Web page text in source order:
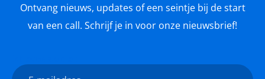
Ontvang nieuws, updates of een seintje bij de start
van een call. Schrijf je in voor onze nieuwsbrief!
E-